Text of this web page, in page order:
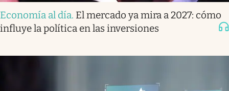
Economía al día. El mercado ya mira a 2027: cómo
influye la política en las inversiones